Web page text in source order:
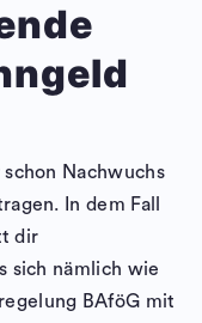
Nachwuchs
In dem Fall
dir
sich nämlich wie
BAföG mit